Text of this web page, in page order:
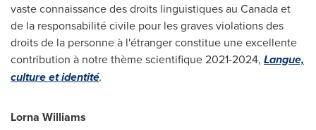
vaste connaissance des droits linguistiques au Canadaet
de la responsabilité civile pour les graves violations des
droits de la personne à l'étranger constitue une excellente
contribution à notre thème scientifique 2021-2024, Langue,
culture et identité.
Lorna Williams